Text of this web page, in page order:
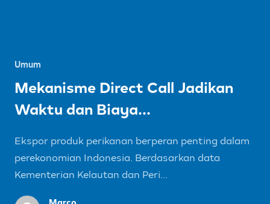
Umum
Mekanisme Direct Call Jadikan
Waktu dan Biaya...
Ekspor produk perikanan berperan penting dalam
perekonomian Indonesia. Berdasarkan data
Kementerian Kelautan dan Peri...